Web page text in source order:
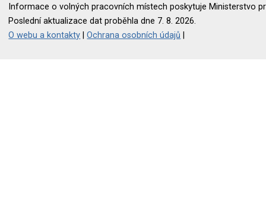
Informace o volných pracovních místech poskytuje Ministerstvo
Poslední aktualizace dat proběhla dne 7. 8. 2026.
O webu a kontakty |Ochrana osobních údajů